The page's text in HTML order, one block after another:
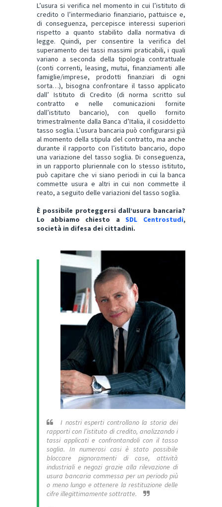
L’usura si verifica nel momento in cui l’istituto di
credito o l’intermediario finanziario, pattuisce e,
di conseguenza, percepisce interessi superiori
rispetto a quanto stabilito dalla normativa di
legge. Quindi, per consentire la verifica del
superamento dei tassi massimi praticabili, i quali
variano a seconda della tipologia contrattuale
(conti correnti, leasing, mutui, finanziamenti alle
famiglie/imprese, prodotti finanziari di ogni
sorta…), bisogna confrontare il tasso applicato
dall’ Istituto di Credito (di norma scritto sul
contratto e nelle comunicazioni fornite
dall’istituto bancario), con quello fornito
trimestralmente dalla Banca d’Italia, il cosiddetto
tasso soglia. L’usura bancaria può configurarsi già
al momento della stipula del contratto, ma anche
durante il rapporto con l’istituto bancario, dopo
una variazione del tasso soglia. Di conseguenza,
in un rapporto pluriennale con lo stesso istituto,
può capitare che vi siano periodi in cui la banca
commette usura e altri in cui non commette il
reato, a seguito delle variazioni del tasso soglia.
È possibile proteggersi dall’usura bancaria?
Lo abbiamo chiesto a SDL Centrostudi,
società in difesa dei cittadini.
I nostri esperti controllano la storia dei
rapporti con l’istituto di credito, analizzando i
tassi applicati e confrontandoli con il tasso
soglia. In numerosi casi è stato possibile
bloccare pignoramenti di case, attività
industriali e negozi grazie alla rilevazione di
usura bancaria commessa per un periodo più
o meno lungo e ottenere la restituzione delle
cifre illegittimamente sottratte.